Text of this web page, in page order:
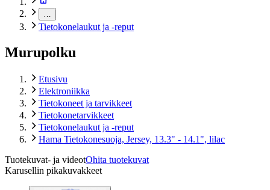
Tietokonelaukut ja -reput
Murupolku
Etusivu
Elektroniikka
Tietokoneet ja tarvikkeet
Tietokonetarvikkeet
Tietokonelaukut ja -reput
Hama Tietokonesuoja, Jersey, 13.3" - 14.1", lilac
Tuotekuvat- ja videotOhita tuotekuvat
Karusellin pikakuvakkeet